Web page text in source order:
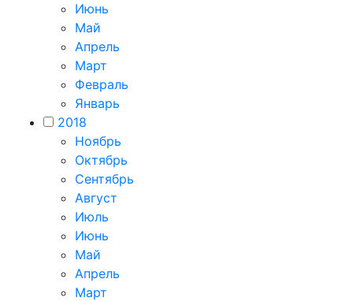
Июнь
Май
Апрель
Март
Февраль
Январь
2018
Ноябрь
Октябрь
Сентябрь
Август
Июль
Июнь
Май
Апрель
Март